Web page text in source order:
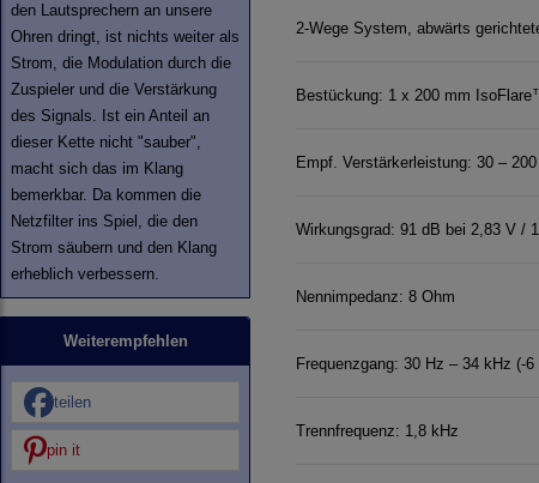
den Lautsprechern an unsere
Ohren dringt, ist nichts weiter als
Strom, die Modulation durch die
Zuspieler und die Verstärkung
des Signals. Ist ein Anteil an
dieser Kette nicht "sauber",
macht sich das im Klang
bemerkbar. Da kommen die
Netzfilter ins Spiel, die den
Strom säubern und den Klang
erheblich verbessern.
Weiterempfehlen
teilen
pin it
2-Wege System, abwärts
Bestückung: 1 x 200 mm
Empf. Verstärkerleistung: 30 –
Wirkungsgrad: 91 dB bei 2,83 V /
Nennimpedanz: 8 Ohm
Frequenzgang: 30 Hz – 34 kHz (-6
Trennfrequenz: 1,8 kHz